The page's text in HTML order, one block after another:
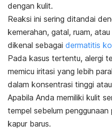
dengan kulit.
Reaksi ini sering ditandai
kemerahan, gatal, ruam,
dikenal sebagai dermatitis
Pada kasus tertentu, alergi
memicu iritasi yang lebih
dalam konsentrasi tinggi
Apabila Anda memiliki kulit
tempel sebelum
kapur barus.